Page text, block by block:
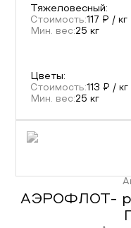
Тяжеловесный:
Стоимость:117 ₽ / кг
Мин. вес:25 кг
Цветы:
Стоимость:113 ₽ / кг
Мин. вес:25 кг
АЭРОФЛОТ-